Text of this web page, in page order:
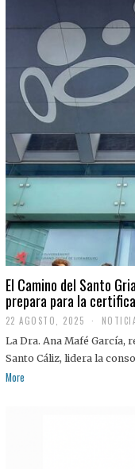
El Camino del Santo
prepara para la
22 AGOSTO, 2025
2
A
G
La Dra. Ana Mafé García,
Santo Cáliz, lidera la
More